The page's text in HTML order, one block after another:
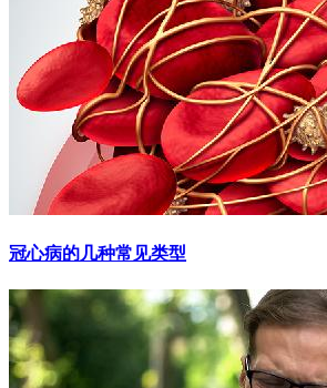
冠心病的几种常见类型